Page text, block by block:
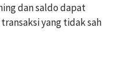
dan saldo dapat
yang tidak sah